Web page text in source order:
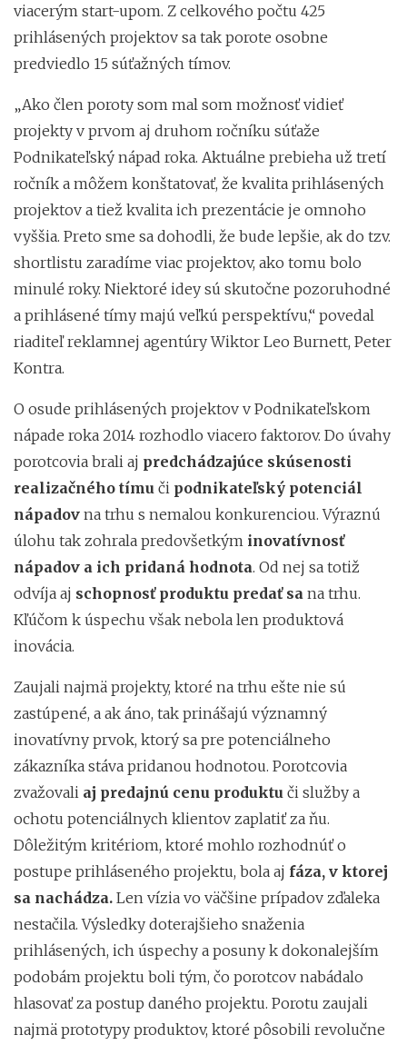
viacerým start-upom. Z celkového počtu 425
prihlásených projektov sa tak porote osobne
predviedlo 15 súťažných tímov.
„Ako člen poroty som mal som možnosť vidieť
projekty v prvom aj druhom ročníku súťaže
Podnikateľský nápad roka. Aktuálne prebieha už tretí
ročník a môžem konštatovať, že kvalita prihlásených
projektov a tiež kvalita ich prezentácie je omnoho
vyššia. Preto sme sa dohodli, že bude lepšie, ak do tzv.
shortlistu zaradíme viac projektov, ako tomu bolo
minulé roky. Niektoré idey sú skutočne pozoruhodné
a prihlásené tímy majú veľkú perspektívu,“ povedal
riaditeľ reklamnej agentúry Wiktor Leo Burnett, Peter
Kontra.
O osude prihlásených projektov v Podnikateľskom
nápade roka 2014 rozhodlo viacero faktorov. Do úvahy
porotcovia brali aj predchádzajúce skúsenosti
realizačného tímu či podnikateľský potenciál
nápadov na trhu s nemalou konkurenciou. Výraznú
úlohu tak zohrala predovšetkým inovatívnosť
nápadov a ich pridaná hodnota. Od nej sa totiž
odvíja aj schopnosť produktu predať sa na trhu.
Kľúčom k úspechu však nebola len produktová
inovácia.
Zaujali najmä projekty, ktoré na trhu ešte nie sú
zastúpené, a ak áno, tak prinášajú významný
inovatívny prvok, ktorý sa pre potenciálneho
zákazníka stáva pridanou hodnotou. Porotcovia
zvažovali aj predajnú cenu produktu či služby a
ochotu potenciálnych klientov zaplatiť za ňu.
Dôležitým kritériom, ktoré mohlo rozhodnúť o
postupe prihláseného projektu, bola aj fáza, v ktorej
sa nachádza. Len vízia vo väčšine prípadov zďaleka
nestačila. Výsledky doterajšieho snaženia
prihlásených, ich úspechy a posuny k dokonalejším
podobám projektu boli tým, čo porotcov nabádalo
hlasovať za postup daného projektu. Porotu zaujali
najmä prototypy produktov, ktoré pôsobili revolučne